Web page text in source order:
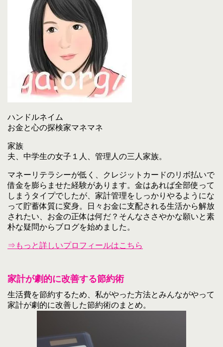
ハンドルネイム
お金と心の探検家マネマネ
家族
夫、中学生の女子１人、管理人の三人家族。
マネーリテラシーが低く、クレジットカードのリボ払いで
借金を膨らませた経験があります。金はあれば全部使って
しまうタイプでしたが、家計管理をしっかりやるようにな
って貯蓄体質に変身。日々お金に支配される生活から解放
されたい、お金の正体は何だ？そんなささやかな願いと素
朴な疑問からブログを始めました。
⇒もっと詳しいプロフィールはこちら
家計が劇的に改善する節約術
生活費を節約するため、私がやった方法とみんながやって
家計が劇的に改善した節約術のまとめ。